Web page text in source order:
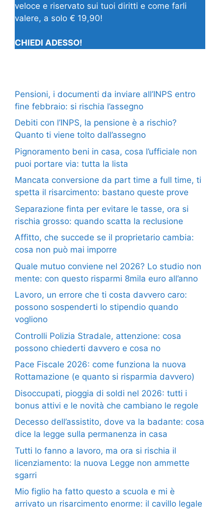
veloce e riservato sui tuoi diritti e come farli
valere, a solo € 19,90!
CHIEDI ADESSO!
Pensioni, i documenti da inviare all’INPS entro
fine febbraio: si rischia l’assegno
Debiti con l’INPS, la pensione è a rischio?
Quanto ti viene tolto dall’assegno
Pignoramento beni in casa, cosa l’ufficiale non
puoi portare via: tutta la lista
Mancata conversione da part time a full time, ti
spetta il risarcimento: bastano queste prove
Separazione finta per evitare le tasse, ora si
rischia grosso: quando scatta la reclusione
Affitto, che succede se il proprietario cambia:
cosa non può mai imporre
Quale mutuo conviene nel 2026? Lo studio non
mente: con questo risparmi 8mila euro all’anno
Lavoro, un errore che ti costa davvero caro:
possono sospenderti lo stipendio quando
vogliono
Controlli Polizia Stradale, attenzione: cosa
possono chiederti davvero e cosa no
Pace Fiscale 2026: come funziona la nuova
Rottamazione (e quanto si risparmia davvero)
Disoccupati, pioggia di soldi nel 2026: tutti i
bonus attivi e le novità che cambiano le regole
Decesso dell’assistito, dove va la badante: cosa
dice la legge sulla permanenza in casa
Tutti lo fanno a lavoro, ma ora si rischia il
licenziamento: la nuova Legge non ammette
sgarri
Mio figlio ha fatto questo a scuola e mi è
arrivato un risarcimento enorme: il cavillo legale